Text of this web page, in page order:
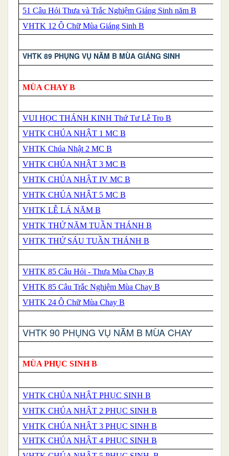
51 Câu Hỏi Thưa và Trắc Nghiệm Giáng Sinh năm B
VHTK 12 Ô Chữ Mùa Giáng Sinh B
VHTK 89 PHỤNG VỤ NĂM B MÙA GIÁNG SINH
MÙA CHAY B
VUI HỌC THÁNH KINH Thứ Tư Lễ Tro B
VHTK CHÚA NHẬT 1 MC B
VHTK Chúa Nhật 2 MC B
VHTK CHÚA NHẬT 3 MC B
VHTK CHÚA NHẬT IV MC B
VHTK CHÚA NHẬT 5 MC B
VHTK LỄ LÁ NĂM B
VHTK THỨ NĂM TUẦN THÁNH B
VHTK THỨ SÁU TUẦN THÁNH B
VHTK 85 Câu Hỏi - Thưa Mùa Chay B
VHTK 85 Câu Trắc Nghiệm Mùa Chay B
VHTK 24 Ô Chữ Mùa Chay B
VHTK 90 PHỤNG VỤ NĂM B MÙA CHAY
MÙA PHỤC SINH B
VHTK CHÚA NHẬT PHỤC SINH B
VHTK CHÚA NHẬT 2 PHỤC SINH B
VHTK CHÚA NHẬT 3 PHỤC SINH B
VHTK CHÚA NHẬT 4 PHỤC SINH B